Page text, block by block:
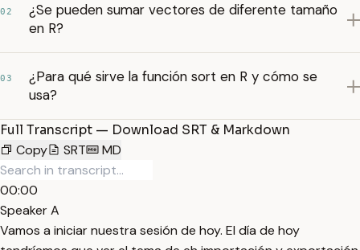
02
¿Se pueden sumar vectores de diferente tamaño
en R?
03
¿Para qué sirve la función sort en R y cómo se
usa?
Full Transcript — Download SRT & Markdown
Copy
SRT MD
00:00
Speaker A
Vamos a iniciar nuestra sesión de hoy. El día de hoy